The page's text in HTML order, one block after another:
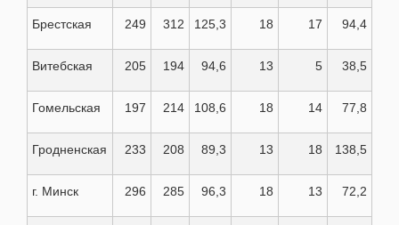
Брестская 249 312 125,3 18 17 94,4
Витебская 205 194 94,6 13 5 38,5
Гомельская 197 214 108,6 18 14 77,8
Гродненская 233 208 89,3 13 18 138,5
г. Минск 296 285 96,3 18 13 72,2